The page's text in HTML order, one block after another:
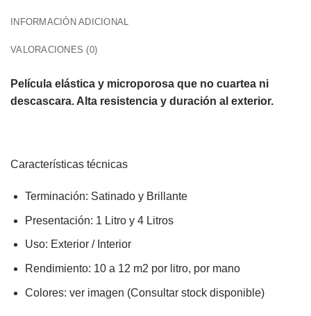
INFORMACIÓN ADICIONAL
VALORACIONES (0)
Película elástica y microporosa que no cuartea ni
descascara. Alta resistencia y duración al exterior.
Características técnicas
Terminación: Satinado y Brillante
Presentación: 1 Litro y 4 Litros
Uso: Exterior / Interior
Rendimiento: 10 a 12 m2 por litro, por mano
Colores: ver imagen (Consultar stock disponible)